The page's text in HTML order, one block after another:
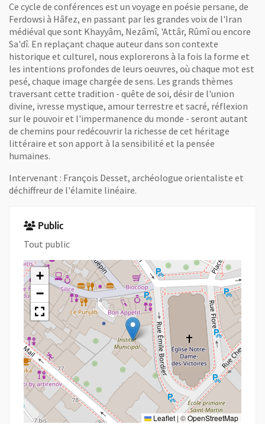
Ce cycle de conférences est un voyage en poésie persane, de
Ferdowsi à Hâfez, en passant par les grandes voix de l'Iran
médiéval que sont Khayyâm, Nezâmî, 'Attâr, Rûmî ou encore
Sa'dî. En replaçant chaque auteur dans son contexte
historique et culturel, nous explorerons à la fois la forme et
les intentions profondes de leurs oeuvres, où chaque mot est
pesé, chaque image chargée de sens. Les grands thèmes
traversant cette tradition - quête de soi, désir de l'union
divine, ivresse mystique, amour terrestre et sacré, réflexion
sur le pouvoir et l'impermanence du monde - seront autant
de chemins pour redécouvrir la richesse de cet héritage
littéraire et son apport à la sensibilité et la pensée
humaines.
Intervenant : François Desset, archéologue orientaliste et
déchiffreur de l'élamite linéaire.
Public
Tout public
+
−
Leaflet | ©OpenStreetMap